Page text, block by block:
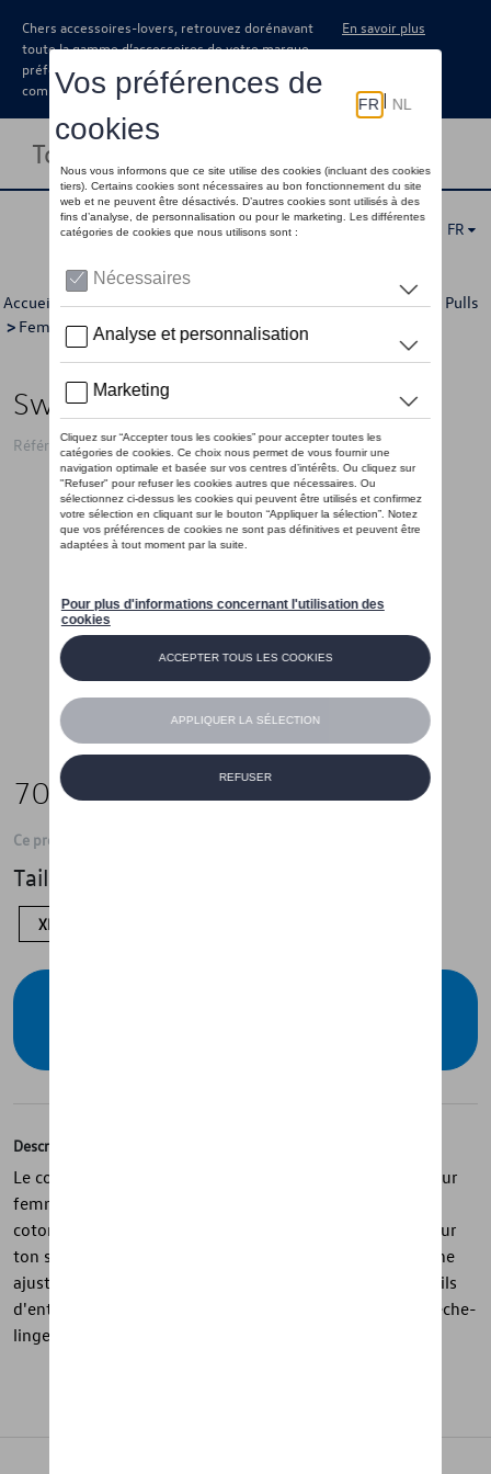
Chers accessoires-lovers, retrouvez dorénavant
toute la gamme d’accessoires de votre marque
préférée sous forme de catalogue à
commander auprès de votre concessionaire.
En savoir plus
Toggle navigation
FR
Accueil >Pour vous >Volkswagen Collection >Vêtements > Pulls
> Femmes > Détail
Sweat à capuche VW, bleu foncé
Référence: 330084140AD530
70,00 €
Ce produit n'est actuellement pas de stock
Taille
XL
Description
Le confort rencontre le style avec ce sweat à capuche pour
femme de la collection Volkswagen. Fabriqué en 100 %
coton biologique, il est orné d'un logo Volkswagen ton sur
ton sur la poitrine, d'une poche pratique et d'une capuche
ajustable. Parfait pour toute tenue décontractée ! Conseils
d'entretien : laver en machine à 30°. Ne pas sécher au sèche-
linge.